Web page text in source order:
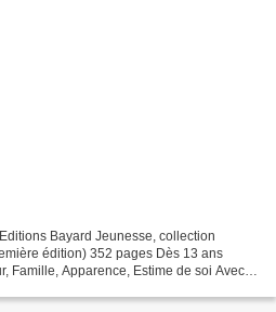
Bayard Jeunesse, collection
édition) 352 pages Dès 13 ans
Famille, Apparence, Estime de soi Avec